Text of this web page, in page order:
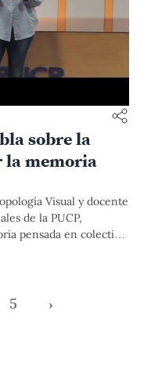
sobre la
la memoria
Visual y docente
de la PUCP,
pensada en colectivo
Dona tu
5 ›